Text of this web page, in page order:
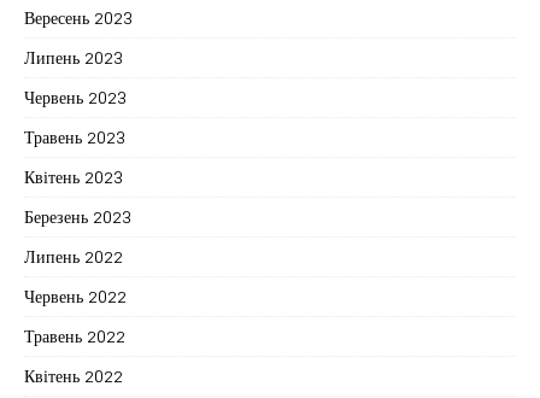
Вересень 2023
Липень 2023
Червень 2023
Травень 2023
Квітень 2023
Березень 2023
Липень 2022
Червень 2022
Травень 2022
Квітень 2022